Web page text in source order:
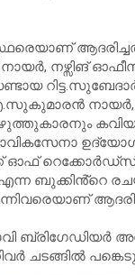
നഴ്സിങ്
എ.സുകുമാരൻ
റെക്കോർഡ്സ്,
എന്ന ബുക്കിൻ്റെ
ചടങ്ങിൽ